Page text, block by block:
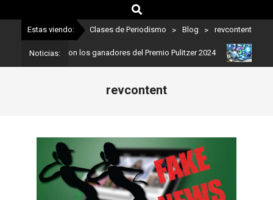
Estas viendo: Clases de Periodismo > Blog > revcontent
Noticias:
Estos son los ganadores del Premio Pulitzer 2024
revcontent